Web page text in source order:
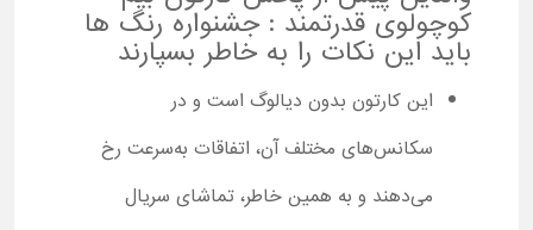
کوچولوی قدرتمند : جشنواره رنگ ها
باید این نکات را به خاطر بسپارند
این کارتون بدون دیالوگ است و در
سکانس‌های مختلف آن، اتفاقات به‌سرعت رخ
می‌دهند و به همین خاطر، تماشای سریال